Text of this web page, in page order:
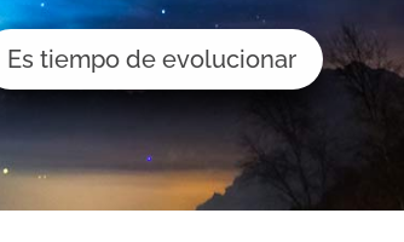
Es tiempo de evolucionar